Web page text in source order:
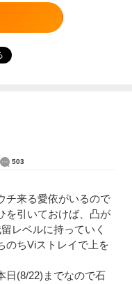
503
チ来る愛依がいるので
を引いておけば、凸が
レベルに持っていく
のちViストレイで上を
日(8/22)までなので石